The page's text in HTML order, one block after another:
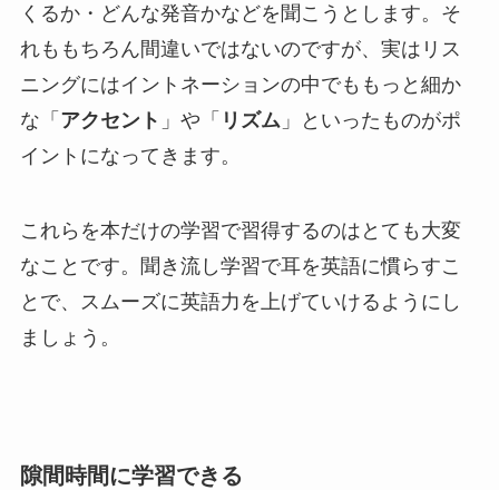
くるか・どんな発音かなどを聞こうとします。そ
れももちろん間違いではないのですが、実はリス
ニングにはイントネーションの中でももっと細か
な「 アクセント 」や「 リズム 」といったものがポ
イントになってきます。
これらを本だけの学習で習得するのはとても大変
なことです。聞き流し学習で耳を英語に慣らすこ
とで、スムーズに英語力を上げていけるようにし
ましょう。
隙間時間に学習できる